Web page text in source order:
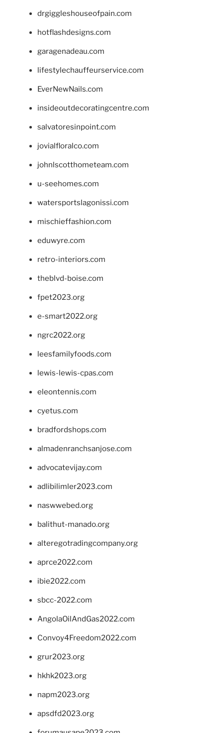
drgiggleshouseofpain.com
hotflashdesigns.com
garagenadeau.com
lifestylechauffeurservice.com
EverNewNails.com
insideoutdecoratingcentre.com
salvatoresinpoint.com
jovialfloralco.com
johnlscotthometeam.com
u-seehomes.com
watersportslagonissi.com
mischieffashion.com
eduwyre.com
retro-interiors.com
theblvd-boise.com
fpet2023.org
e-smart2022.org
ngrc2022.org
leesfamilyfoods.com
lewis-lewis-cpas.com
eleontennis.com
cyetus.com
bradfordshops.com
almadenranchsanjose.com
advocatevijay.com
adlibilimler2023.com
naswwebed.org
balithut-manado.org
alteregotradingcompany.org
aprce2022.com
ibie2022.com
sbcc-2022.com
AngolaOilAndGas2022.com
Convoy4Freedom2022.com
grur2023.org
hkhk2023.org
napm2023.org
apsdfd2023.org